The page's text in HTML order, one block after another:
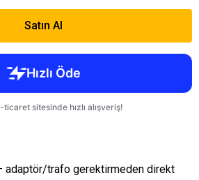
Satın Al
adaptör/trafo gerektirmeden direkt